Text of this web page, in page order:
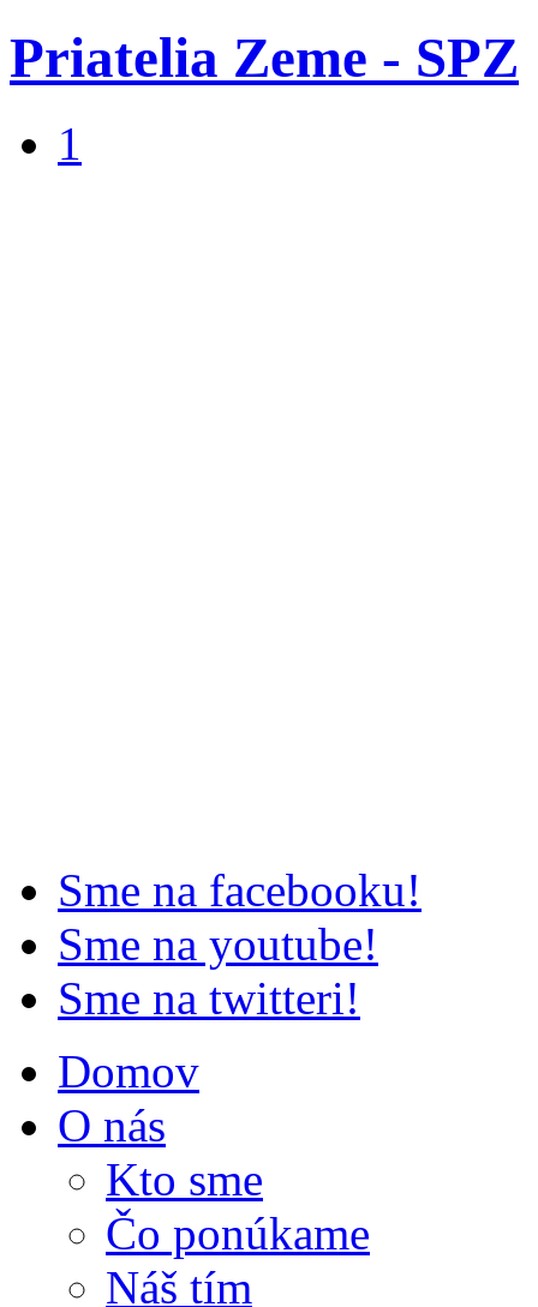
Priatelia Zeme - SPZ
1
Sme na facebooku!
Sme na youtube!
Sme na twitteri!
Domov
O nás
Kto sme
Čo ponúkame
Náš tím